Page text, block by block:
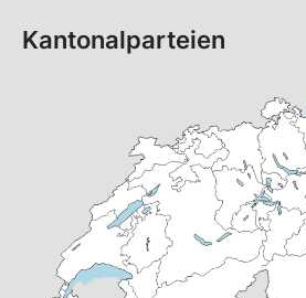
Kantonalparteien